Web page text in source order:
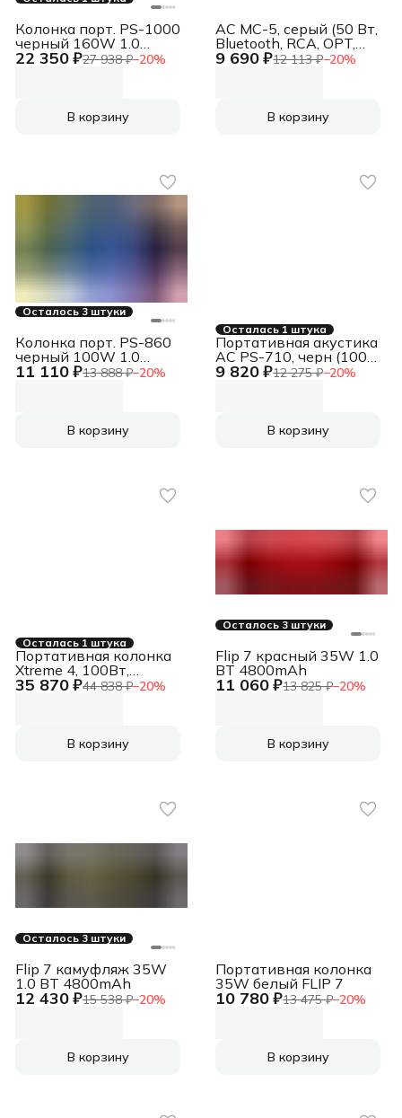
22 350 ₽27 938 ₽−20%
Колонка порт. PS-1000
черный 160W 1.0
BT/3.5Jack 10м
В корзину
9 690 ₽12 113 ₽−20%
АС MC-5, серый (50 Вт,
Bluetooth, RCA, OPT,
USB, microSD, пульт)
В корзину
Осталось 3 штуки
11 110 ₽13 888 ₽−20%
Колонка порт. PS-860
черный 100W 1.0
BT/3.5Jack 5400mAh
В корзину
Осталась 1 штука
9 820 ₽12 275 ₽−20%
Портативная акустика
АС PS-710, черн (100
Вт, TWS, BT, FM,
В корзину
Осталась 1 штука
35 870 ₽44 838 ₽−20%
Портативная колонка
Xtreme 4, 100Вт,
камуфляж
В корзину
Осталось 3 штуки
11 060 ₽13 825 ₽−20%
Flip 7 красный 35W 1.0
BT 4800mAh
В корзину
Осталось 3 штуки
12 430 ₽15 538 ₽−20%
Flip 7 камуфляж 35W
1.0 BT 4800mAh
В корзину
10 780 ₽13 475 ₽−20%
Портативная колонка
35W белый FLIP 7
В корзину